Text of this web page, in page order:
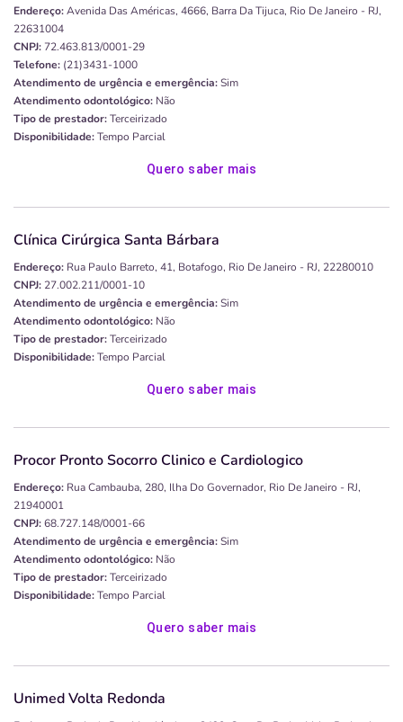
Endereço:Avenida Das Américas, 4666, Barra Da Tijuca, Rio De Janeiro - RJ,
22631004
CNPJ: 72.463.813/0001-29
Telefone: (21)3431-1000
Atendimento de urgência e emergência:Sim
Atendimento odontológico: Não
Tipo de prestador:Terceirizado
Disponibilidade:Tempo Parcial
Quero saber mais
Clínica Cirúrgica Santa Bárbara
Endereço: Rua Paulo Barreto, 41, Botafogo, Rio De Janeiro - RJ, 22280010
CNPJ: 27.002.211/0001-10
Atendimento de urgência e emergência:Sim
Atendimento odontológico: Não
Tipo de prestador:Terceirizado
Disponibilidade:Tempo Parcial
Quero saber mais
Procor Pronto Socorro Clinico e Cardiologico
Endereço: Rua Cambauba, 280, Ilha Do Governador, Rio De Janeiro - RJ,
21940001
CNPJ:68.727.148/0001-66
Atendimento de urgência e emergência:Sim
Atendimento odontológico: Não
Tipo de prestador:Terceirizado
Disponibilidade:Tempo Parcial
Quero saber mais
Unimed Volta Redonda